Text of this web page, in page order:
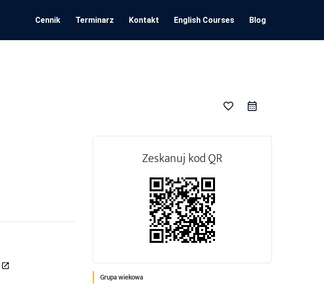
Cennik Terminarz Kontakt English Courses Blog
favorite_border
Zeskanuj kod QR
Grupa wiekowa